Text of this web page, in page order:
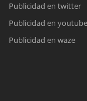
Nuestros ejecutivos
Complete el
para enviarnos
Publicidad en twitter
Publicidad en youtube
Publicidad en waze